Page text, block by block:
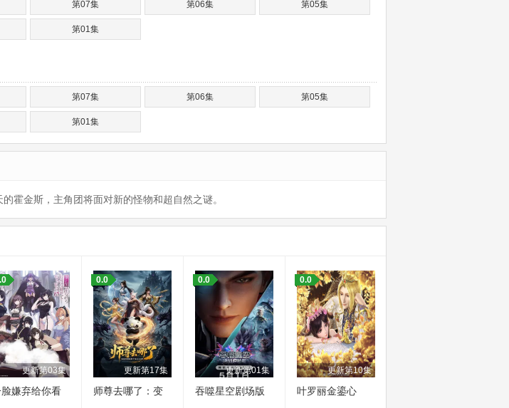
第07集 第06集 第05集
第01集
第07集 第06集 第05集
第01集
霍金斯，主角团将面对新的怪物和超自然之谜。
更新第03集
嫌弃给你看
更新第17集
0.0
师尊去哪了：变
更新第01集
0.0
吞噬星空剧场版
更新第10集
0.0
叶罗丽金鎏心